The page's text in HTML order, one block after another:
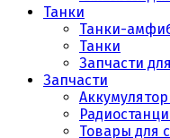
Танки
Танки-
Танки
Запчасти
Запчасти
Товары для